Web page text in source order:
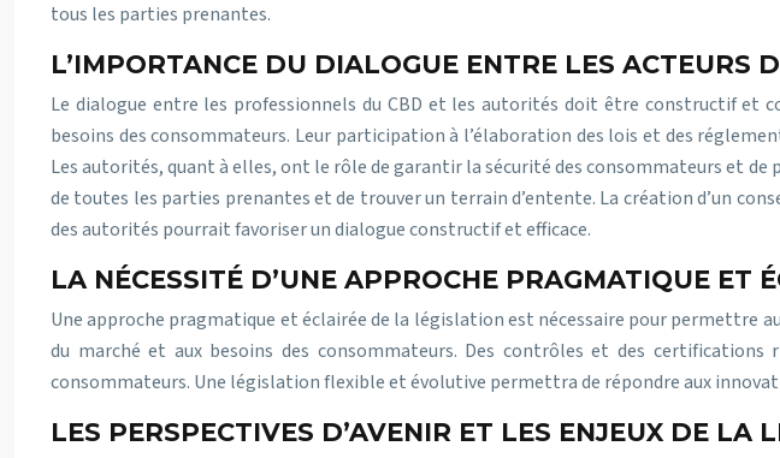
tous les parties prenantes.
L’IMPORTANCE DU DIALOGUE ENTRE LES ACTEURS
Le dialogue entre les professionnels du CBD et les autorités doit être constructif et
besoins des consommateurs. Leur participation à l’élaboration des lois et des
Les autorités, quant à elles, ont le rôle de garantir la sécurité des consommateurs et
de toutes les parties prenantes et de trouver un terrain d’entente. La création d’un
des autorités pourrait favoriser un dialogue constructif et efficace.
LA NÉCESSITÉ D’UNE APPROCHE PRAGMATIQUE ET
Une approche pragmatique et éclairée de la législation est nécessaire pour permettre
du marché et aux besoins des consommateurs. Des contrôles et des
consommateurs. Une législation flexible et évolutive permettra de répondre aux
LES PERSPECTIVES D’AVENIR ET LES ENJEUX DE LA